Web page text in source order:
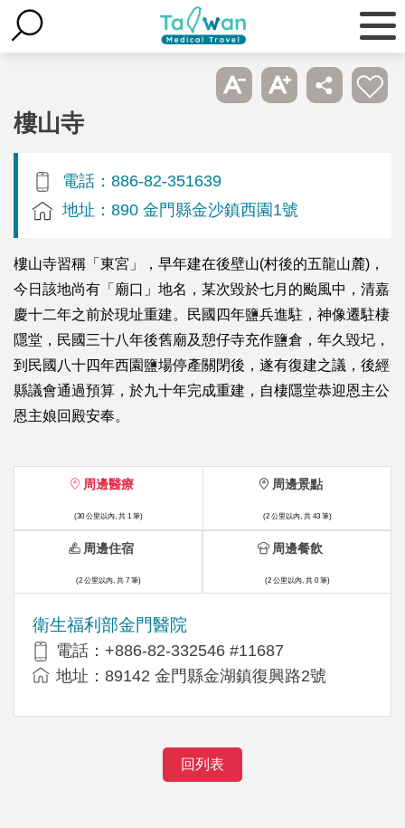
樓山寺
電話：886-82-351639
地址：890 金門縣金沙鎮西園1號
樓山寺習稱「東宮」，早年建在後壁山(村後的五龍山麓)，
今日該地尚有「廟口」地名，某次毀於七月的颱風中，清嘉
慶十二年之前於現址重建。民國四年鹽兵進駐，神像遷駐棲
隱堂，民國三十八年後舊廟及憩仔寺充作鹽倉，年久毀圮，
到民國八十四年西園鹽場停產關閉後，遂有復建之議，後經
縣議會通過預算，於九十年完成重建，自棲隱堂恭迎恩主公
恩主娘回殿安奉。
周邊醫療
(30 公里以內, 共 1 筆)
衛生福利部金門醫院
電話：+886-82-332546 #11687
地址：89142 金門縣金湖鎮復興路2號
周邊景點
(2 公里以內, 共 43 筆)
周邊住宿
(2 公里以內, 共 7 筆)
周邊餐飲
(2 公里以內, 共 0 筆)
回列表